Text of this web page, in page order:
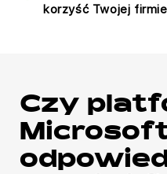
korzyść Twojej firmie
Czy